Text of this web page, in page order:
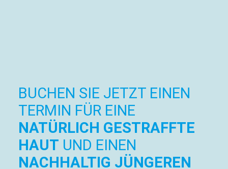
BUCHEN SIE JETZT EINEN
TERMIN FÜR EINE
NATÜRLICH GESTRAFFTE
HAUT UND EINEN
NACHHALTIG JÜNGEREN